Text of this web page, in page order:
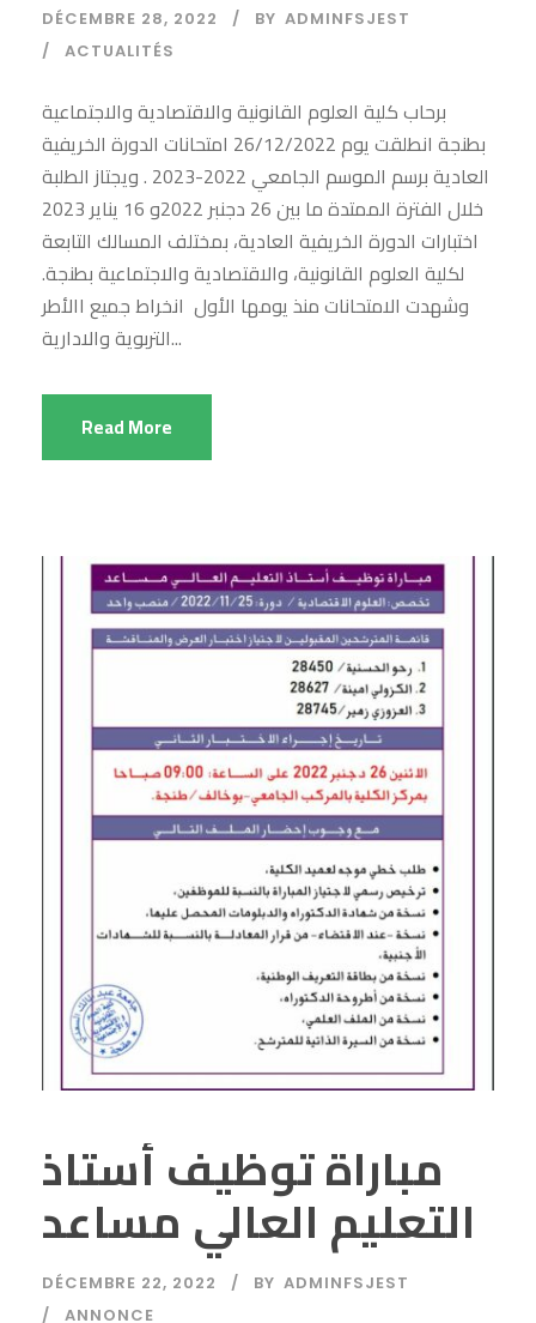
DÉCEMBRE 28, 2022 BY ADMINFSJEST
ACTUALITÉS
برحاب كلية العلوم القانونية والاقتصادية والاجتماعية
بطنجة انطلقت يوم 26/12/2022 امتحانات الدورة الخريفية
العادية برسم الموسم الجامعي 2022-2023 . ويجتاز الطلبة
خلال الفترة الممتدة ما بين 26 دجنبر 2022و 16 يناير 2023
اختبارات الدورة الخريفية العادية، بمختلف المسالك التابعة
لكلية العلوم القانونية، والاقتصادية والاجتماعية بطنجة.
وشهدت الامتحانات منذ يومها الأول انخراط جميع االأطر
التربوية والادارية...
Read More
مباراة توظيف أستاذ
التعليم العالي مساعد
DÉCEMBRE 22, 2022 BY ADMINFSJEST
ANNONCE